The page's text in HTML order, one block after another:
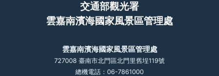
交通部觀光署
雲嘉南濱海國家風景區管理處
雲嘉南濱海國家風景區管理處
727008 臺南市北門區北門里舊埕119號
總機電話：06-7861000